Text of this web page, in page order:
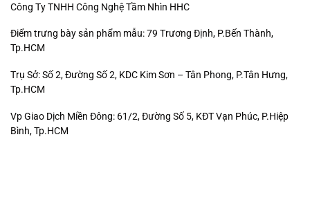
Công Ty TNHH Công Nghệ Tầm Nhìn HHC
Điểm trưng bày sản phẩm mẫu: 79 Trương Định, P.Bến Thành,
Tp.HCM
Trụ Sở: Số 2, Đường Số 2, KDC Kim Sơn – Tân Phong, P.Tân Hưng,
Tp.HCM
Vp Giao Dịch Miền Đông: 61/2, Đường Số 5, KĐT Vạn Phúc, P.Hiệp
Bình, Tp.HCM